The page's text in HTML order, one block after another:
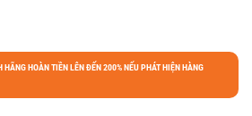
HOÀN TIỀN LÊN ĐẾN 200% NẾU PHÁT HIỆN HÀNG